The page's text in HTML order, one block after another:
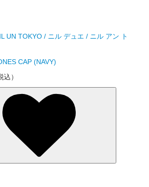
UN TOKYO / ニル デュエ / ニル アン ト
CAP (NAVY)
込）